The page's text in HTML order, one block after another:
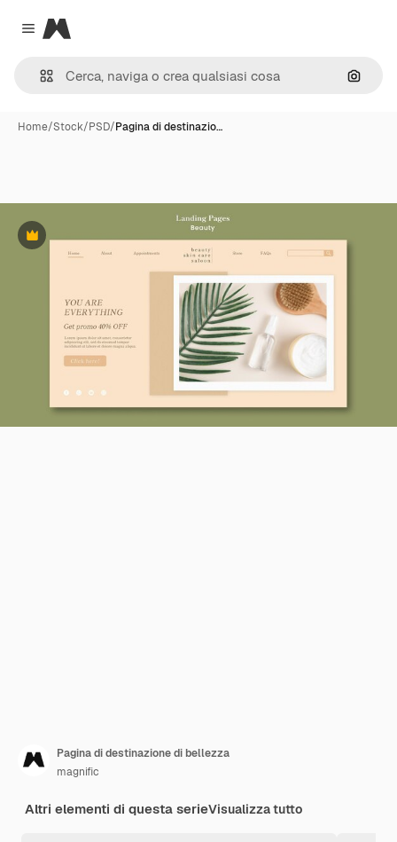
Close menu
Magnific
Cerca
Home/Stock/PSD/Pagina di destinazio…
Premium
Pagina di destinazione di bellezza
magnific
Altri elementi di questa serieVisualizza tutto